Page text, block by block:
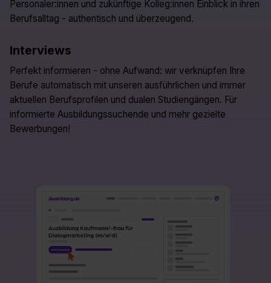
Personaler:innen und zukünftige Kolleg:innen Einblick in ihren
Berufsalltag - authentisch und überzeugend.
Interviews
Perfekt informieren - ohne Aufwand: wir verknüpfen Ihre
Berufe automatisch mit unseren ausführlichen und immer
aktuellen Berufsprofilen und dualen Studiengängen. Für
informierte Ausbildungssuchende und mehr gezielte
Bewerbungen!